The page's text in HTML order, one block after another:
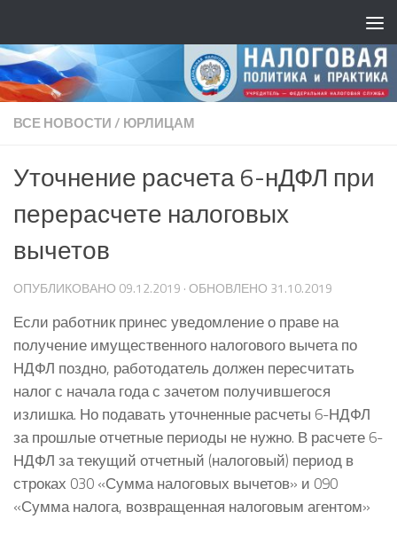
ВСЕ НОВОСТИ/ ЮРЛИЦАМ
Уточнение расчета 6-нДФЛ при
перерасчете налоговых
вычетов
ОПУБЛИКОВАНО 09.12.2019 · ОБНОВЛЕНО 31.10.2019
Если работник принес уведомление о праве на
получение имущественного налогового вычета по
НДФЛ поздно, работодатель должен пересчитать
налог с начала года с зачетом получившегося
излишка. Но подавать уточненные расчеты 6-НДФЛ
за прошлые отчетные периоды не нужно. В расчете 6-
НДФЛ за текущий отчетный (налоговый) период в
строках 030 «Сумма налоговых вычетов» и 090
«Сумма налога, возвращенная налоговым агентом»